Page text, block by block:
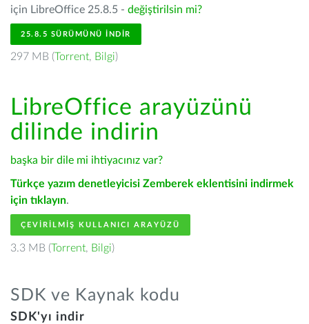
için LibreOffice 25.8.5 - değiştirilsin mi?
25.8.5 SÜRÜMÜNÜ İNDIR
297 MB (Torrent, Bilgi)
LibreOffice arayüzünü
dilinde indirin
başka bir dile mi ihtiyacınız var?
Türkçe yazım denetleyicisi Zemberek eklentisini indirmek
için tıklayın.
ÇEVIRILMIŞ KULLANICI ARAYÜZÜ
3.3 MB (Torrent, Bilgi)
SDK ve Kaynak kodu
SDK'yı indir